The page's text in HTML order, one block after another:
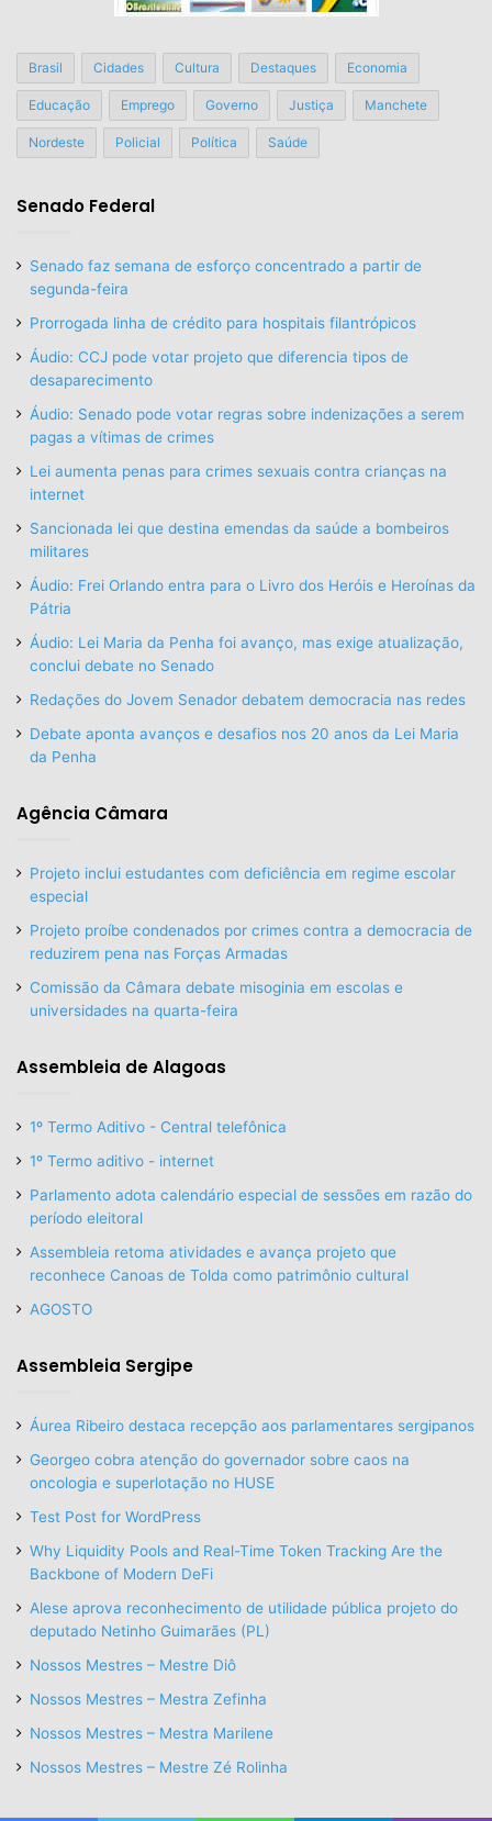
Brasil Cidades Cultura Destaques Economia
Educação Emprego Governo Justiça Manchete
Nordeste Policial Política Saúde
Senado Federal
Senado faz semana de esforço concentrado a partir de
segunda-feira
Prorrogada linha de crédito para hospitais filantrópicos
Áudio: CCJ pode votar projeto que diferencia tipos de
desaparecimento
Áudio: Senado pode votar regras sobre indenizações a serem
pagas a vítimas de crimes
Lei aumenta penas para crimes sexuais contra crianças na
internet
Sancionada lei que destina emendas da saúde a bombeiros
militares
Áudio: Frei Orlando entra para o Livro dos Heróis e Heroínas da
Pátria
Áudio: Lei Maria da Penha foi avanço, mas exige atualização,
conclui debate no Senado
Redações do Jovem Senador debatem democracia nas redes
Debate aponta avanços e desafios nos 20 anos da Lei Maria
da Penha
Agência Câmara
Projeto inclui estudantes com deficiência em regime escolar
especial
Projeto proíbe condenados por crimes contra a democracia de
reduzirem pena nas Forças Armadas
Comissão da Câmara debate misoginia em escolas e
universidades na quarta-feira
Assembleia de Alagoas
1º Termo Aditivo - Central telefônica
1º Termo aditivo - internet
Parlamento adota calendário especial de sessões em razão do
período eleitoral
Assembleia retoma atividades e avança projeto que
reconhece Canoas de Tolda como patrimônio cultural
AGOSTO
Assembleia Sergipe
Áurea Ribeiro destaca recepção aos parlamentares sergipanos
Georgeo cobra atenção do governador sobre caos na
oncologia e superlotação no HUSE
Test Post for WordPress
Why Liquidity Pools and Real-Time Token Tracking Are the
Backbone of Modern DeFi
Alese aprova reconhecimento de utilidade pública projeto do
deputado Netinho Guimarães (PL)
Nossos Mestres – Mestre Diô
Nossos Mestres – Mestra Zefinha
Nossos Mestres – Mestra Marilene
Nossos Mestres – Mestre Zé Rolinha